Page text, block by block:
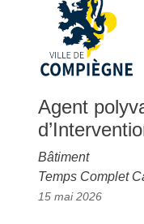
Agent
Bâtiment
Temps Complet
15 mai 2026